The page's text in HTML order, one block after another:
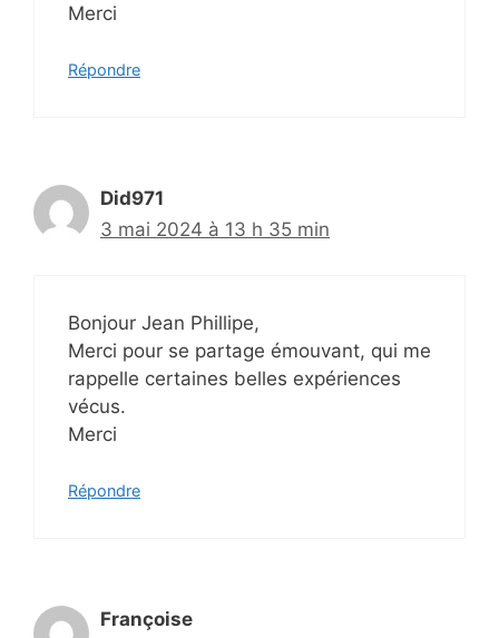
Merci
Répondre
Did971
3 mai 2024 à 13 h 35 min
Bonjour Jean Phillipe,
Merci pour se partage émouvant, qui me
rappelle certaines belles expériences
vécus.
Merci
Répondre
Françoise